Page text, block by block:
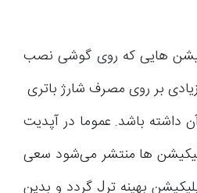
هایی که روی گوشی نصب
بر روی مصرف شارژ باتری
داشته باشد. عموما در آپدیت
ها منتشر می‌شود سعی
خواهد شد که عملکرد اپلیکیشن بهینه ترJ گردد و بدین